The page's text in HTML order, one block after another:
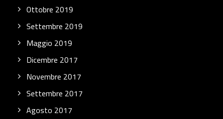
Ottobre 2019
Settembre 2019
Maggio 2019
Dicembre 2017
Novembre 2017
Settembre 2017
Agosto 2017